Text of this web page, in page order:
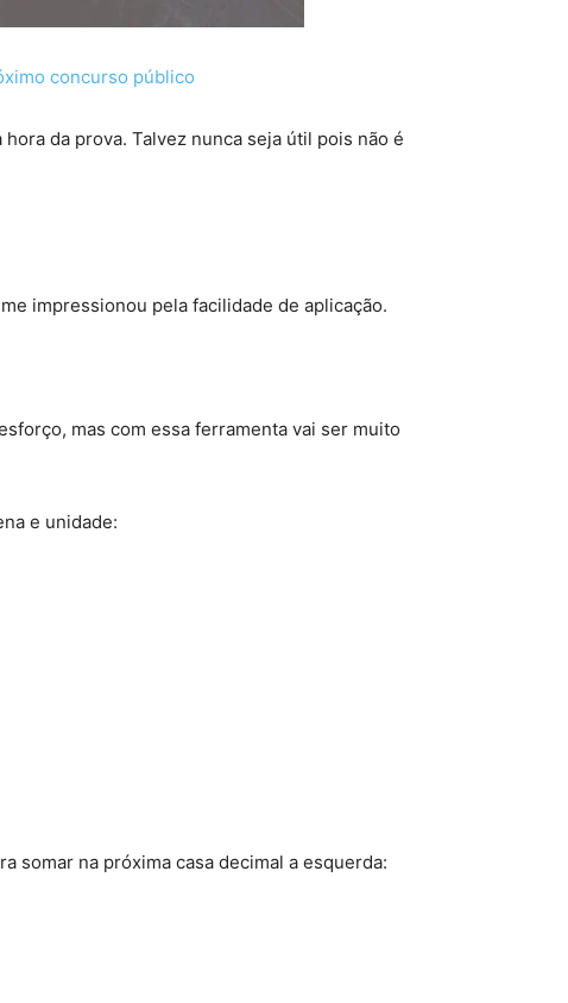
concurso público
da prova. Talvez nunca seja útil pois não é
impressionou pela facilidade de aplicação.
mas com essa ferramenta vai ser muito
e unidade:
somar na próxima casa decimal a esquerda: